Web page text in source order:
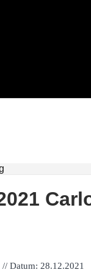
Datum: 28.12.2021